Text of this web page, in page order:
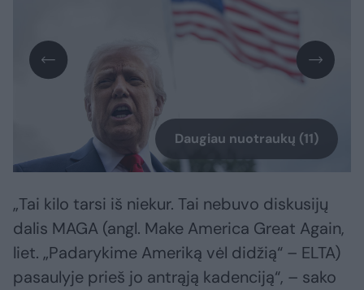
Daugiau nuotraukų (11)
„Tai kilo tarsi iš niekur. Tai nebuvo diskusijų
dalis MAGA (angl. Make America Great Again,
liet. „Padarykime Ameriką vėl didžią“ – ELTA)
pasaulyje prieš jo antrąją kadenciją“, – sako